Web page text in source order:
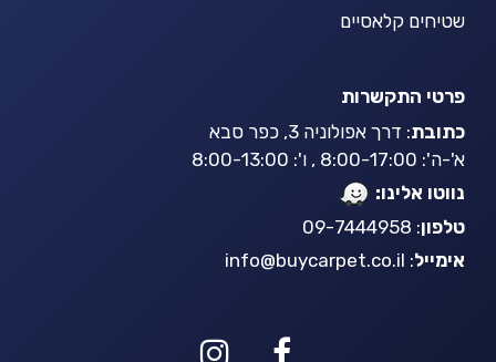
שטיחים קלאסיים
פרטי התקשרות
כתובת: דרך אפולוניה 3, כפר סבא
א'-ה': 8:00-17:00 , ו': 8:00-13:00
נווטו אלינו:
טלפון: 09-7444958
אימייל:
info@buycarpet.co.il